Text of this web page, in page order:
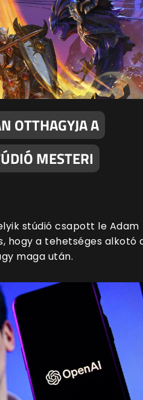
OTTHAGYJA A
MESTERI
stúdió csapott le Adam
hogy a tehetséges alkotó
maga után.